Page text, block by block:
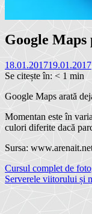
Google
18.01.201719.01.2017
Se citește în: < 1 min
Google Maps arată
Momentan este în
culori diferite dacă
Sursa:
Navigare
în
articole
Cursul complet de
Serverele viitorului și